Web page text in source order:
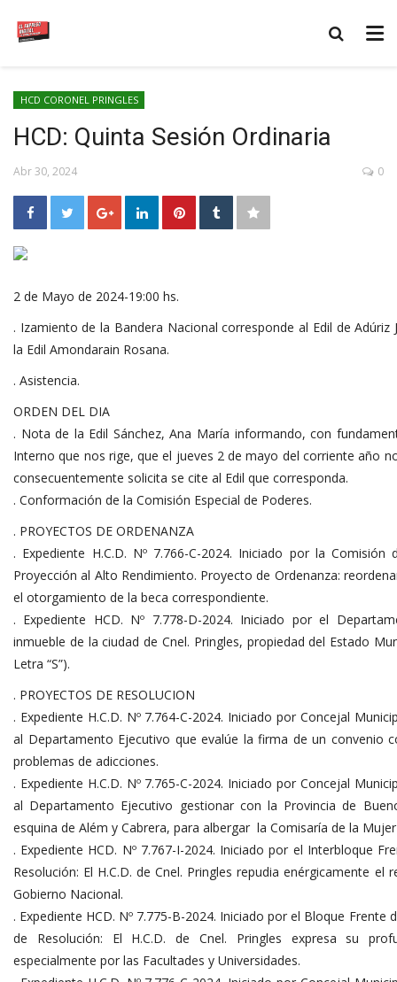
HCD CORONEL PRINGLES
HCD: Quinta Sesión Ordinaria
Abr 30, 2024 0
2 de Mayo de 2024-19:00 hs.
. Izamiento de la Bandera Nacional corresponde al Edil de
la Edil Amondarain Rosana.
. Asistencia.
ORDEN DEL DIA
. Nota de la Edil Sánchez, Ana María informando, con
Interno que nos rige, que el jueves 2 de mayo del corriente año
consecuentemente solicita se cite al Edil que corresponda.
. Conformación de la Comisión Especial de Poderes.
. PROYECTOS DE ORDENANZA
. Expediente H.C.D. Nº 7.766-C-2024. Iniciado por la
Proyección al Alto Rendimiento. Proyecto de Ordenanza:
el otorgamiento de la beca correspondiente.
. Expediente HCD. Nº 7.778-D-2024. Iniciado por el
inmueble de la ciudad de Cnel. Pringles, propiedad del Estado
Letra “S”).
. PROYECTOS DE RESOLUCION
. Expediente H.C.D. Nº 7.764-C-2024. Iniciado por Concejal
al Departamento Ejecutivo que evalúe la firma de un convenio
problemas de adicciones.
. Expediente H.C.D. Nº 7.765-C-2024. Iniciado por Concejal
al Departamento Ejecutivo gestionar con la Provincia de
esquina de Além y Cabrera, para albergar la Comisaría de la
. Expediente HCD. Nº 7.767-I-2024. Iniciado por el Interbloque
Resolución: El H.C.D. de Cnel. Pringles repudia enérgicamente
Gobierno Nacional.
. Expediente HCD. Nº 7.775-B-2024. Iniciado por el Bloque
de Resolución: El H.C.D. de Cnel. Pringles expresa su
especialmente por las Facultades y Universidades.